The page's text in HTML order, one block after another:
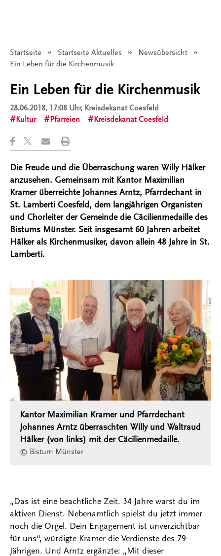
Startseite Startseite Aktuelles
Newsübersicht
Angezeigt:
Ein Leben für die Kirchenmusik
Ein Leben für die Kirchenmusik
28.06.2018, 17:08 Uhr, Kreisdekanat Coesfeld
Kultur
Pfarreien Kreisdekanat Coesfeld
Die Freude und die Überraschung waren Willy Hälker
anzusehen. Gemeinsam mit Kantor Maximilian
Kramer überreichte Johannes Arntz, Pfarrdechant in
St. Lamberti Coesfeld, dem langjährigen Organisten
und Chorleiter der Gemeinde die Cäcilienmedaille des
Bistums Münster. Seit insgesamt 60 Jahren arbeitet
Hälker als Kirchenmusiker, davon allein 48 Jahre in St.
Lamberti.
Kantor Maximilian Kramer und Pfarrdechant
Johannes Arntz überraschten Willy und Waltraud
Hälker (von links) mit der Cäcilienmedaille.
© Bistum Münster
„Das ist eine beachtliche Zeit. 34 Jahre warst du im
aktiven Dienst. Nebenamtlich spielst du jetzt immer
noch die Orgel. Dein Engagement ist unverzichtbar
für uns“, würdigte Kramer die Verdienste des 79-
Jährigen. Und Arntz ergänzte: „Mit dieser